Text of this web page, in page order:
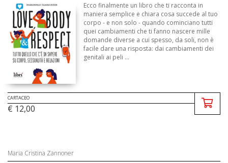
Ecco finalmente un libro che ti racconta in
maniera semplice e chiara cosa succede al tuo
corpo - e non solo - quando cominciano tutti
quei cambiamenti che ti fanno nascere mille
domande diverse a cui spesso, da soli, non è
facile dare una risposta: dai cambiamenti dei
genitali ai peli ...
CARTACEO
€ 12,00
Maria Cristina Zannoner